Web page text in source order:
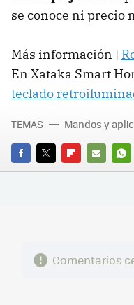
se conoce ni
Más información |
En Xataka Smart
teclado
FACEBOOK
TWITTERFLIPBOARD
E-
TEMAS Mandos y
Comentarios